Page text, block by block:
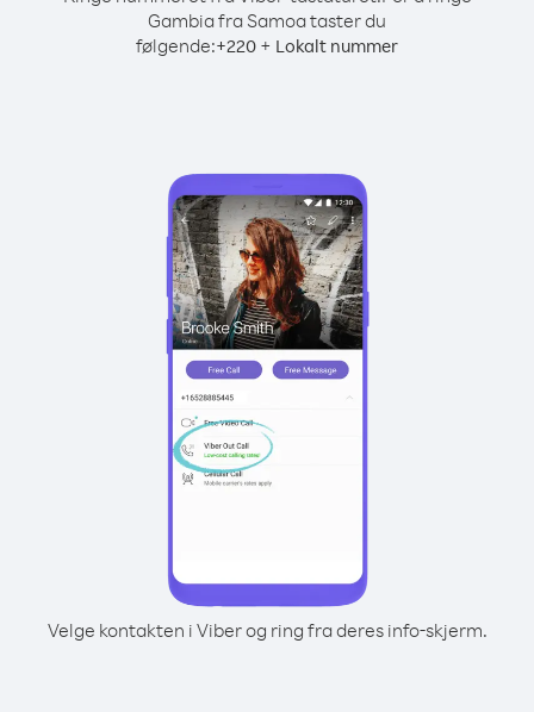
Gambia fra Samoa taster du
følgende:+220 + Lokalt nummer
Velge kontakten i Viber og ring fra deres info-skjerm.